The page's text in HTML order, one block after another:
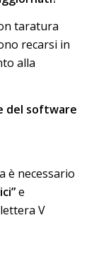
taratura
recarsi in
alla
del software
è necessario
e
V